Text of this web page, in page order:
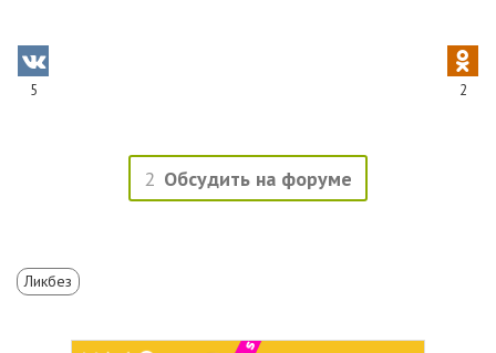
5 2
2 Обсудить на форуме
Ликбез